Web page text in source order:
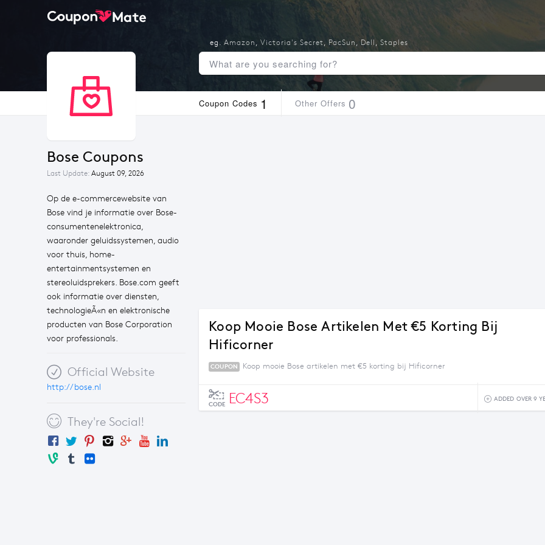
Coupon Codes 1 Other Offers 0
Bose Coupons
Last Update: August 09, 2026
Op de e-commercewebsite van
Bose vind je informatie over Bose-
consumentenelektronica,
waaronder geluidssystemen, audio
voor thuis, home-
entertainmentsystemen en
stereoluidsprekers. Bose.com geeft
ook informatie over diensten,
technologieÃ«n en elektronische
producten van Bose Corporation
voor professionals.
Official Website
http://bose.nl
They're Social!
eg. Amazon , Victoria's Secret, PacSun , Dell , Staples
Koop Mooie Bose Artikelen Met €5 Korting Bij
Hificorner
COUPON Koop mooie Bose artikelen met €5 korting bij Hificorner
CODE EC4S3 ADDED OVER 9